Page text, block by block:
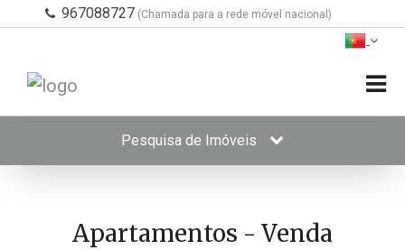
967088727 (Chamada para a rede móvel nacional)
Pesquisa de Imóveis
Apartamentos - Venda